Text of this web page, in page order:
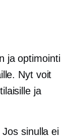
ja optimointi
Nyt voit
ja
Jos sinulla ei